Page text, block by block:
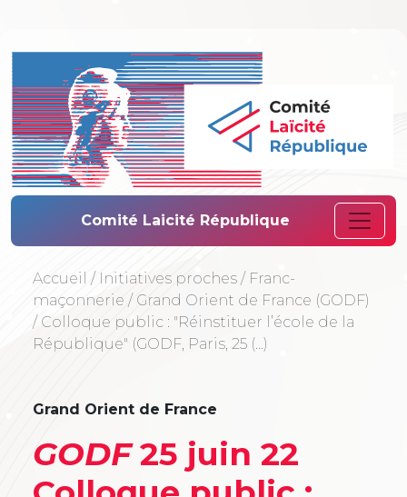
Comité Laïcité
Comité Laicité République
Accueil / Initiatives proches / Franc-
maçonnerie / Grand Orient de France (GODF)
/ Colloque public : "Réinstituer l’école de la
République" (GODF, Paris, 25 (…)
Grand Orient de France
GODF25 juin 22